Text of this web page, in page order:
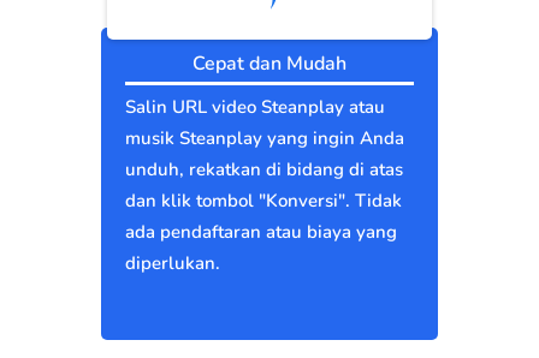
Cepat dan Mudah
Salin URL video Steanplay atau
musik Steanplay yang ingin Anda
unduh, rekatkan di bidang di atas
dan klik tombol "Konversi". Tidak
ada pendaftaran atau biaya yang
diperlukan.